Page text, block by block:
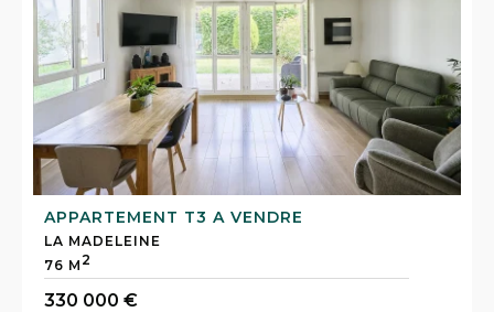
APPARTEMENT T3 A VENDRE
LA MADELEINE
76 M2
330 000 €